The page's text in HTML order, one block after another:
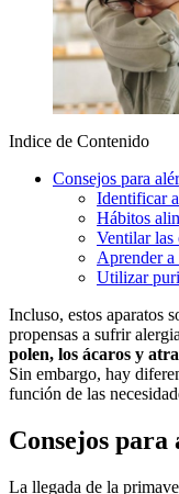
Indice de Contenido
Consejos para
Identificar
Hábitos
Ventilar las
Aprender a
Utilizar
Incluso, estos aparatos
propensas a sufrir
polen, los ácaros y
Sin embargo, hay
función de las
Consejos para
La llegada de la